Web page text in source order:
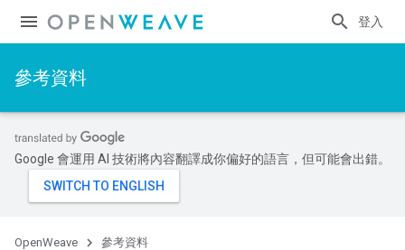
登入
參考資料
Google 會運用 AI 技術將內容翻譯成你偏好的語言，但可能會出錯。
OpenWeave 參考資料